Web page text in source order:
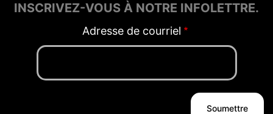
INSCRIVEZ-VOUS À NOTRE INFOLETTRE.
Adresse de courriel